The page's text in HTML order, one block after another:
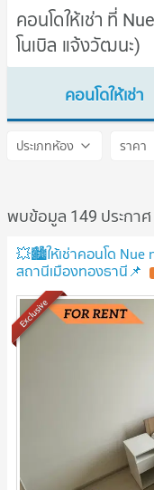
คอนโดให้เช่า ที่
โนเบิล แจ้งวัฒนะ)
คอนโดให้เช่า
Nue Noble
ประเภทห้อง ราคา
พบข้อมูล 149 ประกาศ
💥🏙️ให้เช่าคอนโด
สถานีเมืองทองธานี📌
Exclusive